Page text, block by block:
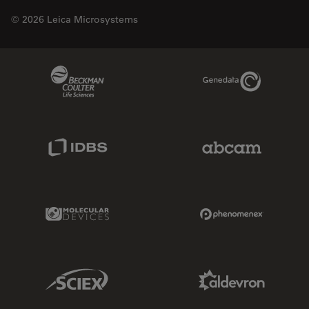
© 2026 Leica Microsystems
Genedata Link
Molecular Devices Link
Sciex Link